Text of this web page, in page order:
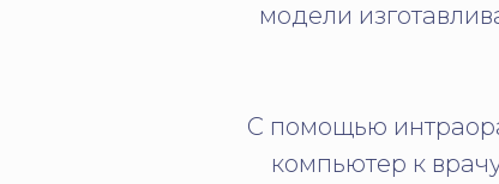
модели
С помощью
компьютер к